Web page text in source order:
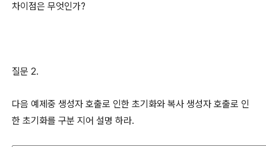
차이점은 무엇인가?
질문 2.
다음 예제중 생성자 호출로 인한 초기화와 복사 생성자 호출로 인
한 초기화를 구분 지어 설명 하라.